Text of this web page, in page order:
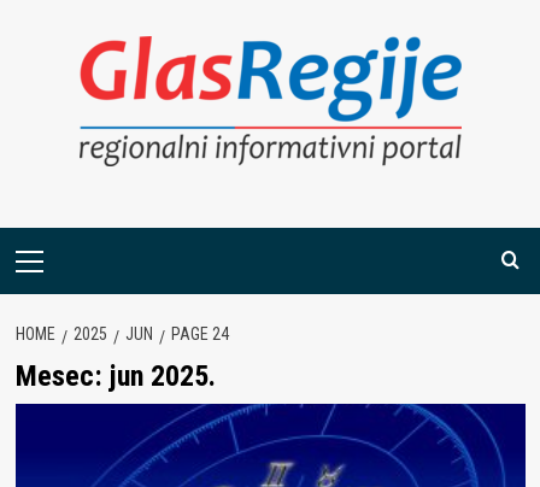
Primary
HOME 2025 JUN PAGE 24
Mesec: jun 2025.